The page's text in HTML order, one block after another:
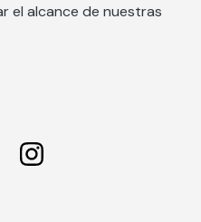
el alcance de nuestras